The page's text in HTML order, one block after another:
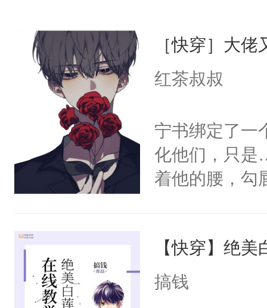
［快穿］大
红茶叔叔
宁书绑定了一
化他们，只是
着他的腰，勾
来，给老公
用力——为你
【快穿】绝
搞钱